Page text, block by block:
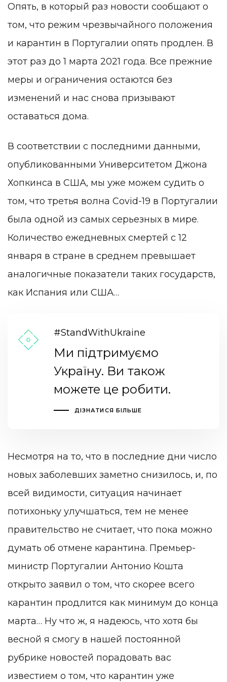
Опять, в который раз новости сообщают о
том, что режим чрезвычайного положения
и карантин в Португалии опять продлен. В
этот раз до 1 марта 2021 года. Все прежние
меры и ограничения остаются без
изменений и нас снова призывают
оставаться дома.
В соответствии с последними данными,
опубликованными Университетом Джона
Хопкинса в США, мы уже можем судить о
том, что третья волна Covid-19 в Португалии
была одной из самых серьезных в мире.
Количество ежедневных смертей с 12
января в стране в среднем превышает
аналогичные показатели таких государств,
как Испания или США…
#StandWithUkraine
Ми підтримуємо
Україну. Ви також
можете це робити.
ДІЗНАТИСЯ БІЛЬШЕ
Несмотря на то, что в последние дни число
новых заболевших заметно снизилось, и, по
всей видимости, ситуация начинает
потихоньку улучшаться, тем не менее
правительство не считает, что пока можно
думать об отмене карантина. Премьер-
министр Португалии Антонио Кошта
открыто заявил о том, что скорее всего
карантин продлится как минимум до конца
марта… Ну что ж, я надеюсь, что хотя бы
весной я смогу в нашей постоянной
рубрике новостей порадовать вас
известием о том, что карантин уже